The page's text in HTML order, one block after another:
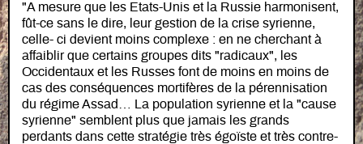
"A mesure que les Etats-Unis et la Russie harmonisent,
fût-ce sans le dire, leur gestion de la crise syrienne,
celle- ci devient moins complexe : en ne cherchant à
affaiblir que certains groupes dits "radicaux", les
Occidentaux et les Russes font de moins en moins de
cas des conséquences mortifères de la pérennisation
du régime Assad… La population syrienne et la "cause
syrienne" semblent plus que jamais les grands
perdants dans cette stratégie très égoïste et très contre-